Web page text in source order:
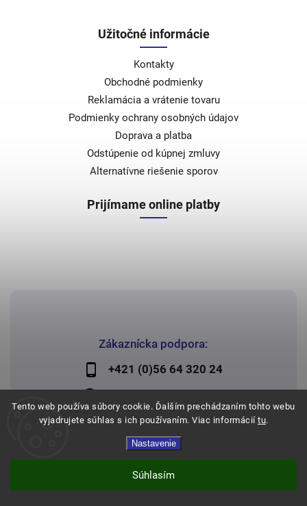
Tento web používa súbory cookie. Ďalším prechádzaním tohto webu
vyjadrujete súhlas s ich používaním. Viac informácií tu.
Nastavenie
Súhlasím
Zákaznícka podpora:
+421 (0)56 64 320 24
Užitočné informácie
Kontakty
Obchodné podmienky
Reklamácia a vrátenie tovaru
Podmienky ochrany osobných údajov
Doprava a platba
Odstúpenie od kúpnej zmluvy
Alternatívne riešenie sporov
Prijímame online platby
Copyright 2026Papier Lechman. Všetky práva vyhradené.
Shoptet | Design